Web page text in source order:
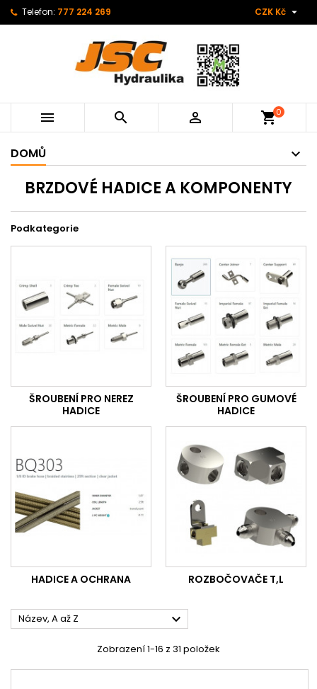
Telefon: 777 224 269 CZK Kč 
   shopping_cart0
DOMŮ
BRZDOVÉ HADICE A KOMPONENTY
Podkategorie
ŠROUBENÍ PRO NEREZ
HADICE
ŠROUBENÍ PRO GUMOVÉ
HADICE
HADICE A OCHRANA ROZBOČOVAČE T,L
Název, A až Z 
Zobrazení 1-16 z 31 položek